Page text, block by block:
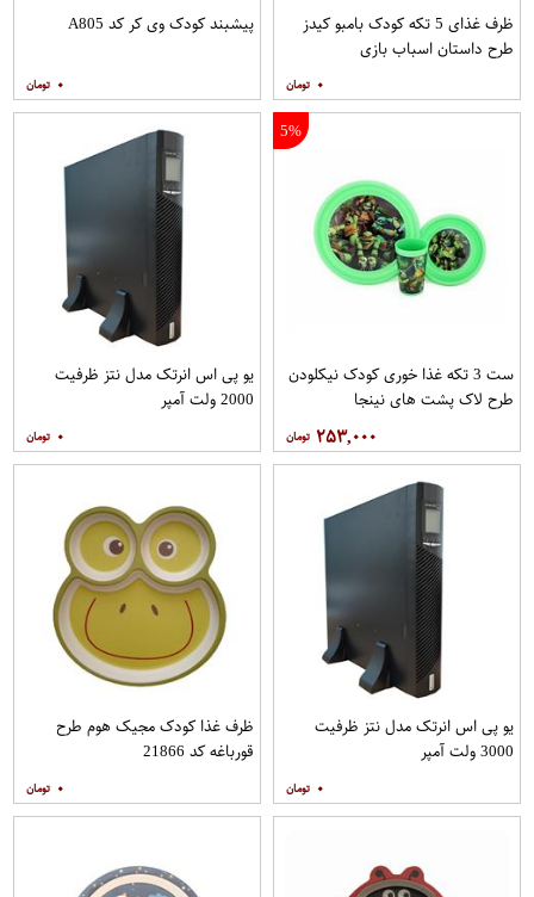
ظرف غذای 5 تکه کودک بامبو کیدز
طرح داستان اسباب بازی
۰
پیشبند کودک وی کر کد A805
۰
5%
ست 3 تکه غذا خوری کودک نیکلودن
طرح لاک پشت های نینجا
۲۵۳,۰۰۰
یو پی اس انرتک مدل نتز ظرفیت
2000 ولت آمپر
۰
یو پی اس انرتک مدل نتز ظرفیت
3000 ولت آمپر
۰
ظرف غذا کودک مجیک هوم طرح
قورباغه کد 21866
۰